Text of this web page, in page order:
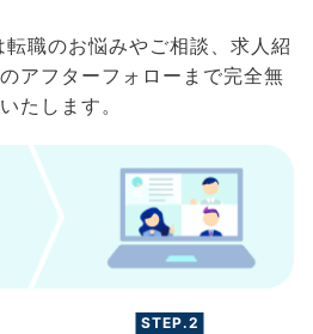
職のお悩みやご相談、求人紹
アフターフォローまで完全無
たします。
STEP.2